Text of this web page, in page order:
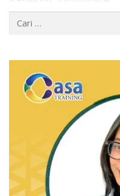
untuk: